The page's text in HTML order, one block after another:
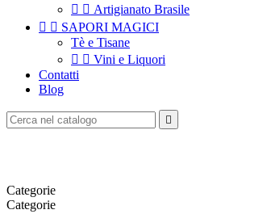
  Artigianato Brasile
  SAPORI MAGICI
Tè e Tisane
  Vini e Liquori
Contatti
Blog

Categorie
Categorie